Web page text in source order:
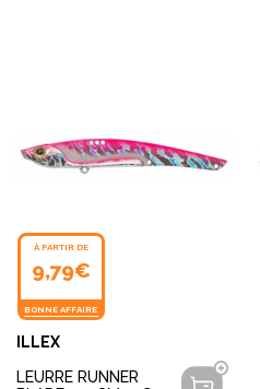
À PARTIR DE
9,79€
BONNE AFFAIRE
ILLEX
LEURRE RUNNER